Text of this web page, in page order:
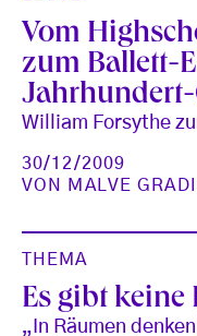
Vom
zum Ballett-
William Forsythe
30/12/2009
VON MALVE
THEMA
Es gibt
„In Räumen